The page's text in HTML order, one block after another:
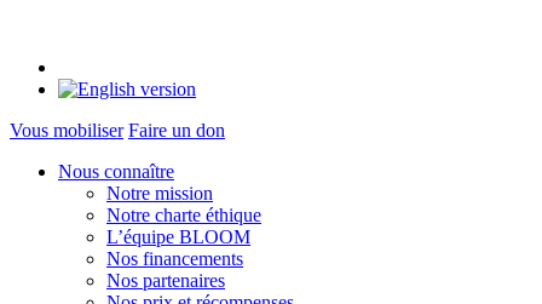
Vous mobiliser Faire un don
Nous connaître
Notre mission
Notre charte éthique
L’équipe BLOOM
Nos financements
Nos partenaires